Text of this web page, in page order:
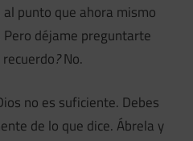
punto que ahora mismo
déjame preguntarte
?No.
no es suficiente. Debes
de lo que dice. Ábrela y